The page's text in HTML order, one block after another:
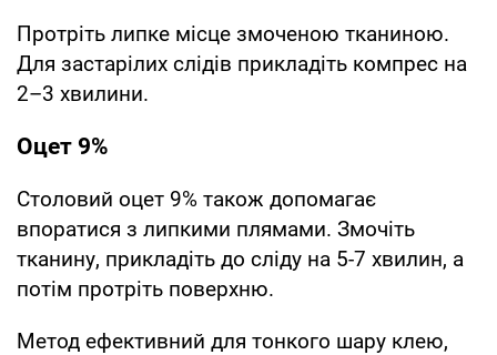
Протріть липке місце змоченою тканиною.
Для застарілих слідів прикладіть компрес на
2–3 хвилини.
Оцет 9%
Столовий оцет 9% також допомагає
впоратися з липкими плямами. Змочіть
тканину, прикладіть до сліду на 5-7 хвилин, а
потім протріть поверхню.
Метод ефективний для тонкого шару клею,